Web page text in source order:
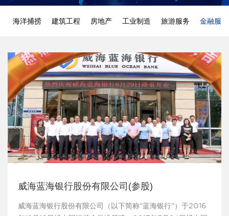
a
v
a
t
i
o
n
海洋捕捞 建筑工程 房地产 工业制造 旅游服务 金融服务
威海蓝海银行股份有限公司(参股)
威海蓝海银行股份有限公司（以下简称“蓝海银行”）于2016